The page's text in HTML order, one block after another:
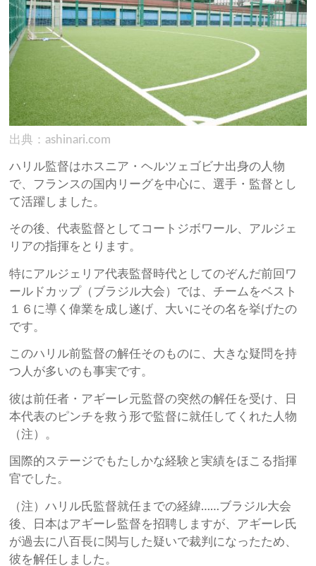
出典：ashinari.com
ハリル監督はホスニア・ヘルツェゴビナ出身の人物
で、フランスの国内リーグを中心に、選手・監督とし
て活躍しました。
その後、代表監督としてコートジボワール、アルジェ
リアの指揮をとります。
特にアルジェリア代表監督時代としてのぞんだ前回ワ
ールドカップ（ブラジル大会）では、チームをベスト
１６に導く偉業を成し遂げ、大いにその名を挙げたの
です。
このハリル前監督の解任そのものに、大きな疑問を持
つ人が多いのも事実です。
彼は前任者・アギーレ元監督の突然の解任を受け、日
本代表のピンチを救う形で監督に就任してくれた人物
（注）。
国際的ステージでもたしかな経験と実績をほこる指揮
官でした。
（注）ハリル氏監督就任までの経緯……ブラジル大会
後、日本はアギーレ監督を招聘しますが、アギーレ氏
が過去に八百長に関与した疑いで裁判になったため、
彼を解任しました。